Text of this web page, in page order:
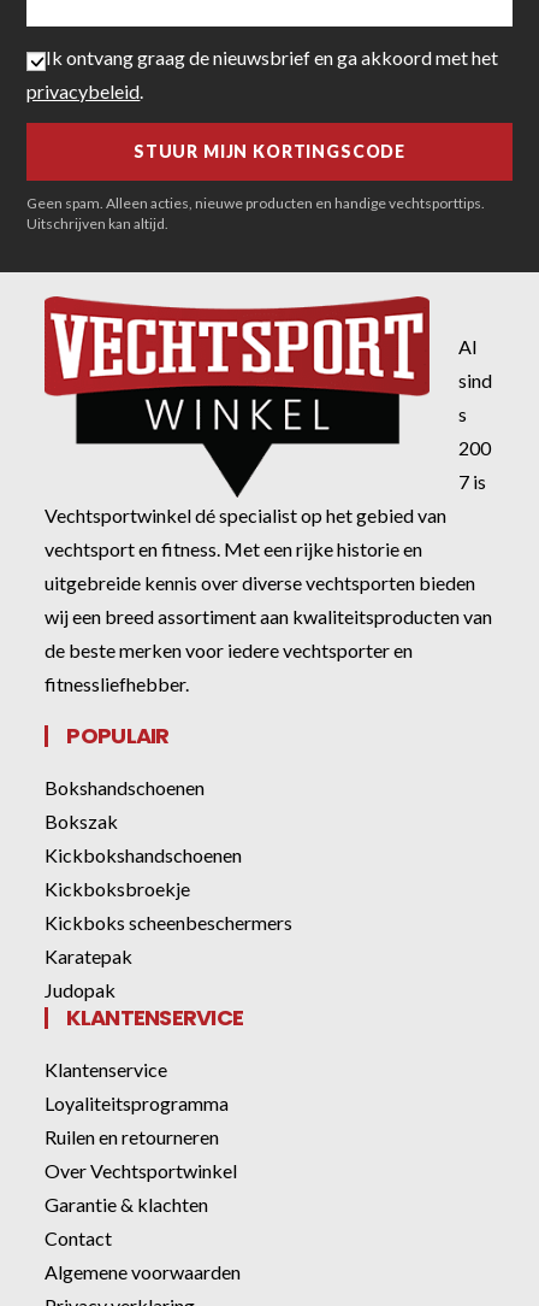
Ik ontvang graag de nieuwsbrief en ga akkoord met het
privacybeleid.
Geen spam. Alleen acties, nieuwe producten en handige vechtsporttips.
Uitschrijven kan altijd.
Al
sind
s
200
7 is
Vechtsportwinkel dé specialist op het gebied van
vechtsport en fitness. Met een rijke historie en
uitgebreide kennis over diverse vechtsporten bieden
wij een breed assortiment aan kwaliteitsproducten van
de beste merken voor iedere vechtsporter en
fitnessliefhebber.
POPULAIR
Bokshandschoenen
Bokszak
Kickbokshandschoenen
Kickboksbroekje
Kickboks scheenbeschermers
Karatepak
Judopak
KLANTENSERVICE
Klantenservice
Loyaliteitsprogramma
Ruilen en retourneren
Over Vechtsportwinkel
Garantie & klachten
Contact
Algemene voorwaarden